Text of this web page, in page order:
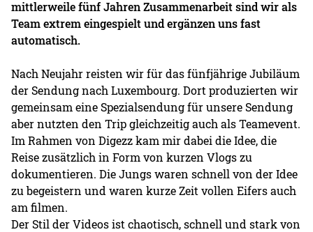
mittlerweile fünf Jahren Zusammenarbeit sind wir als
Team extrem eingespielt und ergänzen uns fast
automatisch.
Nach Neujahr reisten wir für das fünfjährige Jubiläum
der Sendung nach Luxembourg. Dort produzierten wir
gemeinsam eine Spezialsendung für unsere Sendung
aber nutzten den Trip gleichzeitig auch als Teamevent.
Im Rahmen von Digezz kam mir dabei die Idee, die
Reise zusätzlich in Form von kurzen Vlogs zu
dokumentieren. Die Jungs waren schnell von der Idee
zu begeistern und waren kurze Zeit vollen Eifers auch
am filmen.
Der Stil der Videos ist chaotisch, schnell und stark von